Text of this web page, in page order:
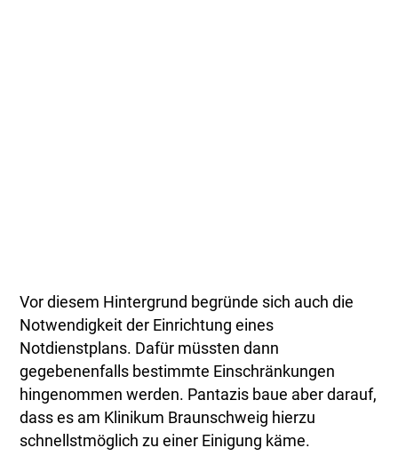
Vor diesem Hintergrund begründe sich auch die
Notwendigkeit der Einrichtung eines
Notdienstplans. Dafür müssten dann
gegebenenfalls bestimmte Einschränkungen
hingenommen werden. Pantazis baue aber darauf,
dass es am Klinikum Braunschweig hierzu
schnellstmöglich zu einer Einigung käme.